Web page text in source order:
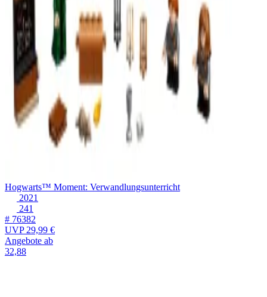
Hogwarts™ Moment: Verwandlungsunterricht
2021
241
# 76382
UVP29,99 €
Angebote ab
32,88